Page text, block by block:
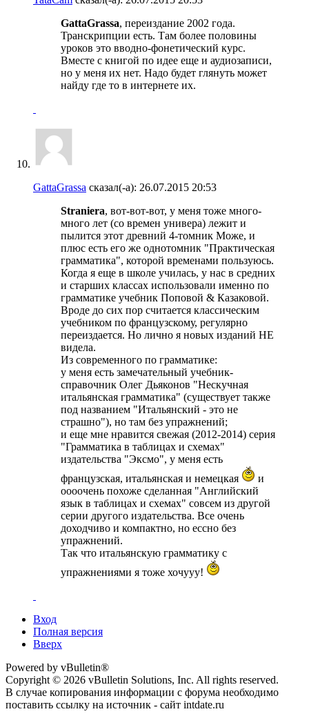
GattaGrassa, переиздание 2002 года.
Транскрипции есть. Там более половины
уроков это вводно-фонетический курс.
Вместе с книгой по идее еще и аудиозаписи,
но у меня их нет. Надо будет глянуть может
найду где то в интернете их.
GattaGrassa сказал(-а): 26.07.2015 20:53
Straniera, вот-вот-вот, у меня тоже много-
много лет (со времен универа) лежит и
пылится этот древний 4-томник Може, и
плюс есть его же однотомник "Практическая
грамматика", которой временами пользуюсь.
Когда я еще в школе училась, у нас в средних
и старших классах использовали именно по
грамматике учебник Поповой & Казаковой.
Вроде до сих пор считается классическим
учебником по французскому, регулярно
переиздается. Но лично я новых изданий НЕ
видела.
Из современного по грамматике:
у меня есть замечательный учебник-
справочник Олег Дьяконов "Нескучная
итальянская грамматика" (существует также
под названием "Итальянский - это не
страшно"), но там без упражнений;
и еще мне нравится свежая (2012-2014) серия
"Грамматика в таблицах и схемах"
издательства "Эксмо", у меня есть
французская, итальянская и немецкая
и
оооочень похоже сделанная "Английский
язык в таблицах и схемах" совсем из другой
серии другого издательства. Все очень
доходчиво и компактно, но ессно без
упражнений.
Так что итальянскую грамматику с
упражнениями я тоже хочууу!
Вход
Полная версия
Вверх
Powered by vBulletin®
Copyright © 2026 vBulletin Solutions, Inc. All rights reserved.
В случае копирования информации с форума необходимо
поставить ссылку на источник - сайт intdate.ru